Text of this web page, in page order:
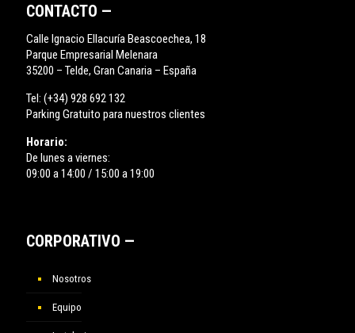
CONTACTO —
Calle Ignacio Ellacuría Beascoechea, 18
Parque Empresarial Melenara
35200 – Telde, Gran Canaria – España
Tel: (+34) 928 692 132
Parking Gratuito para nuestros clientes
Horario:
De lunes a viernes:
09:00 a 14:00 / 15:00 a 19:00
CORPORATIVO —
Nosotros
Equipo